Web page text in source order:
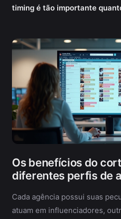
timing é tão importante
Os benefícios do
diferentes perfis de
Cada agência possui suas
atuam em influenciadores,